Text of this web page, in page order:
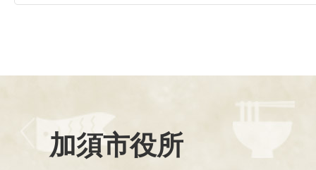
加須市役所